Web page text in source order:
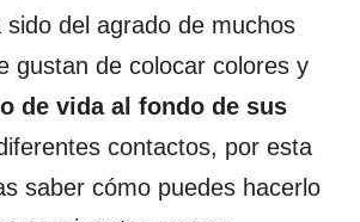
sido del agrado de muchos
gustan de colocar colores y
de vida al fondo de sus
contactos, por esta
saber cómo puedes hacerlo